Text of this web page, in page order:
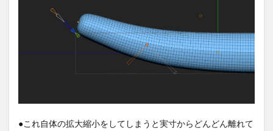
●これ自体の拡大縮小をしてしまうと実寸からどんどん離れて